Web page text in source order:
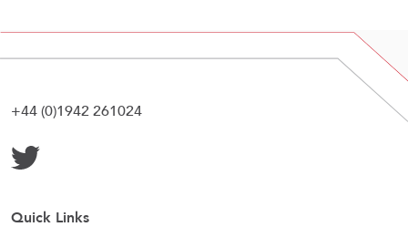
+44 (0)1942 261024
Quick Links